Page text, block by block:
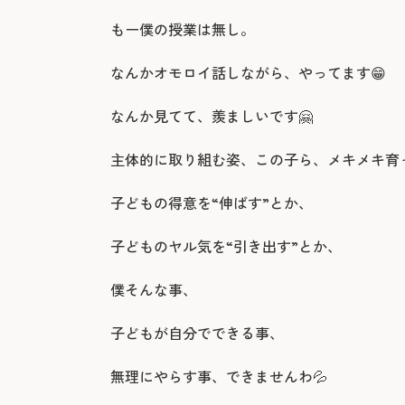
もー僕の授業は無し。
なんかオモロイ話しながら、やってます😁
なんか見てて、羨ましいです🤗
主体的に取り組む姿、この子ら、メキメキ育
子どもの得意を“伸ばす”とか、
子どものヤル気を“引き出す”とか、
僕そんな事、
子どもが自分でできる事、
無理にやらす事、できませんわ💦